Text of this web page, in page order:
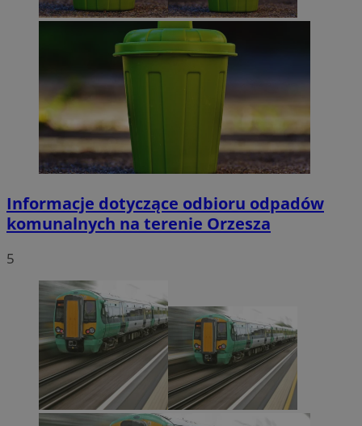
Informacje dotyczące odbioru odpadów
komunalnych na terenie Orzesza
5